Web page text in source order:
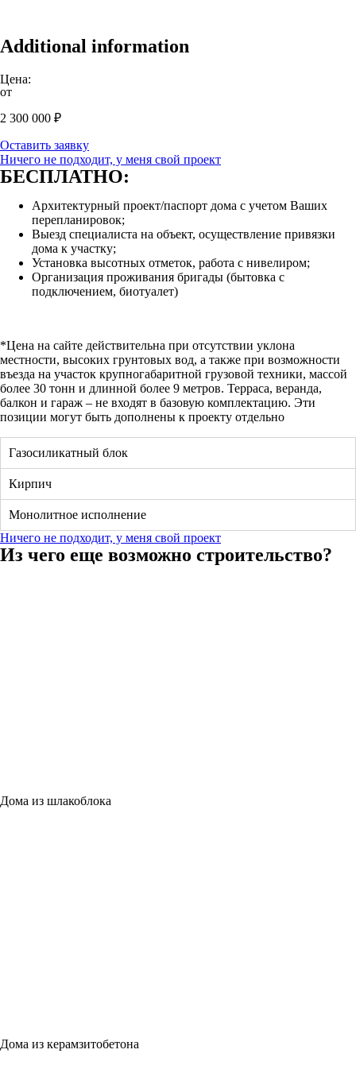
Additional information
Цена:
от
2 300 000 ₽
Оставить заявку
Ничего не подходит, у меня свой проект
БЕСПЛАТНО:
Архитектурный проект/паспорт дома с учетом Ваших
перепланировок;
Выезд специалиста на объект, осуществление привязки
дома к участку;
Установка высотных отметок, работа с нивелиром;
Организация проживания бригады (бытовка с
подключением, биотуалет)
*Цена на сайте действительна при отсутствии уклона
местности, высоких грунтовых вод, а также при возможности
въезда на участок крупногабаритной грузовой техники, массой
более 30 тонн и длинной более 9 метров. Терраса, веранда,
балкон и гараж – не входят в базовую комплектацию. Эти
позиции могут быть дополнены к проекту отдельно
Газосиликатный блок
Кирпич
Монолитное исполнение
Ничего не подходит, у меня свой проект
Из чего еще возможно строительство?
Дома из шлакоблока
Дома из керамзитобетона